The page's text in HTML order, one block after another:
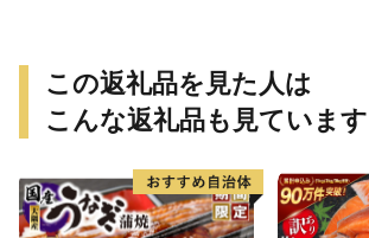
この返礼品を見た人は
こんな返礼品も見ています